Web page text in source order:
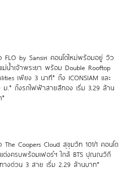
FLO by Sansiri คอนโดใหม่พร้อมอยู่ วิว
ม่น้ำเจ้าพระยา พร้อม Double Rooftop
เพียง 3 นาที* ถึง ICONSIAM และ
ม.* ถึงรถไฟฟ้าสายสีทอง เริ่ม 3.29 ล้าน
The Coopers Cloud สุขุมวิท 101/1 คอนโด
แต่งครบพร้อมเฟอร์ฯ ใกล้ BTS ปุณณวิถี
ทางด่วน 3 สาย เริ่ม 2.29 ล้านบาท*